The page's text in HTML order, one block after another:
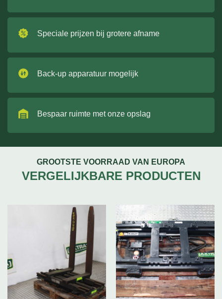
Speciale prijzen bij grotere afname
Back-up apparatuur mogelijk
Bespaar ruimte met onze opslag
GROOTSTE VOORRAAD VAN EUROPA
VERGELIJKBARE PRODUCTEN